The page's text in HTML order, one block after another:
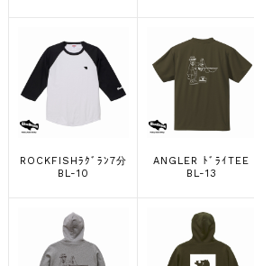
ROCKFISHﾗｸﾞﾗﾝ7分
BL-10
ANGLER ﾄﾞﾗｲTEE
BL-13